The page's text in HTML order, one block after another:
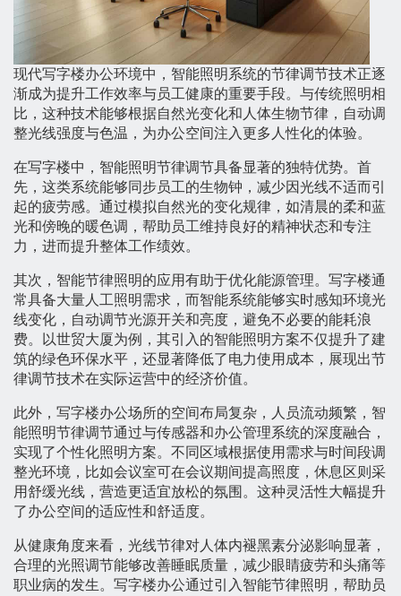
现代写字楼办公环境中，智能照明系统的节律调节技术正逐
渐成为提升工作效率与员工健康的重要手段。与传统照明相
比，这种技术能够根据自然光变化和人体生物节律，自动调
整光线强度与色温，为办公空间注入更多人性化的体验。
在写字楼中，智能照明节律调节具备显著的独特优势。首
先，这类系统能够同步员工的生物钟，减少因光线不适而引
起的疲劳感。通过模拟自然光的变化规律，如清晨的柔和蓝
光和傍晚的暖色调，帮助员工维持良好的精神状态和专注
力，进而提升整体工作绩效。
其次，智能节律照明的应用有助于优化能源管理。写字楼通
常具备大量人工照明需求，而智能系统能够实时感知环境光
线变化，自动调节光源开关和亮度，避免不必要的能耗浪
费。以世贸大厦为例，其引入的智能照明方案不仅提升了建
筑的绿色环保水平，还显著降低了电力使用成本，展现出节
律调节技术在实际运营中的经济价值。
此外，写字楼办公场所的空间布局复杂，人员流动频繁，智
能照明节律调节通过与传感器和办公管理系统的深度融合，
实现了个性化照明方案。不同区域根据使用需求与时间段调
整光环境，比如会议室可在会议期间提高照度，休息区则采
用舒缓光线，营造更适宜放松的氛围。这种灵活性大幅提升
了办公空间的适应性和舒适度。
从健康角度来看，光线节律对人体内褪黑素分泌影响显著，
合理的光照调节能够改善睡眠质量，减少眼睛疲劳和头痛等
职业病的发生。写字楼办公通过引入智能节律照明，帮助员